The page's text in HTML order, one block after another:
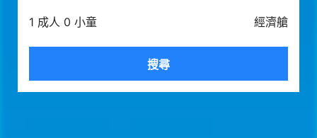
1 成人 0 小童 經濟艙
搜尋